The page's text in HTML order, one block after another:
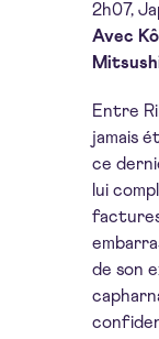
2h07,
Avec
Entre
jamais
ce
lui
de son